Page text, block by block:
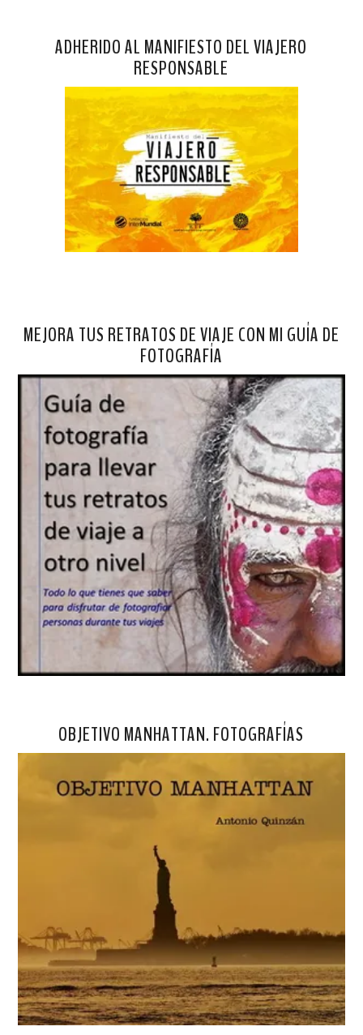
ADHERIDO AL MANIFIESTO DEL VIAJERO
RESPONSABLE
MEJORA TUS RETRATOS DE VIAJE CON MI GUÍA DE
FOTOGRAFÍA
OBJETIVO MANHATTAN. FOTOGRAFÍAS